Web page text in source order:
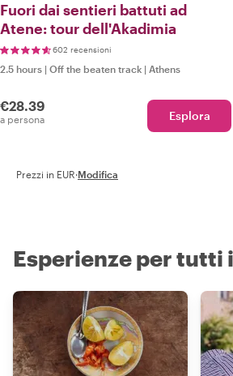
Fuori dai sentieri battuti ad
Atene: tour dell'Akadimia
602 recensioni
2.5 hours | Off the beaten track | Athens
€28.39
a persona Esplora
Prezzi in EUR·Modifica
Esperienze per tutti